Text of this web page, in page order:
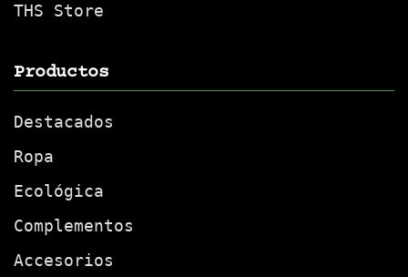
THS Store
Productos
Destacados
Ropa
Ecológica
Complementos
Accesorios